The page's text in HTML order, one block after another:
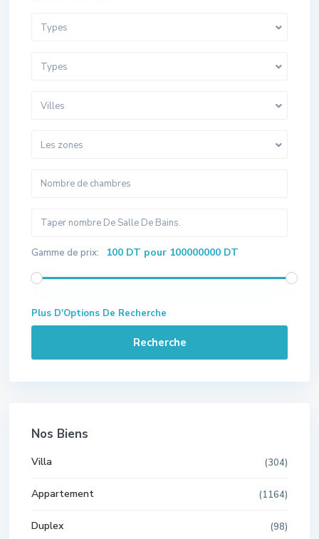
Types
Types
Villes
Les zones
Gamme de prix: 100 DT pour 100000000 DT
Plus D'Options De Recherche
Recherche
Nos Biens
Villa (304)
Appartement (1164)
Duplex (98)